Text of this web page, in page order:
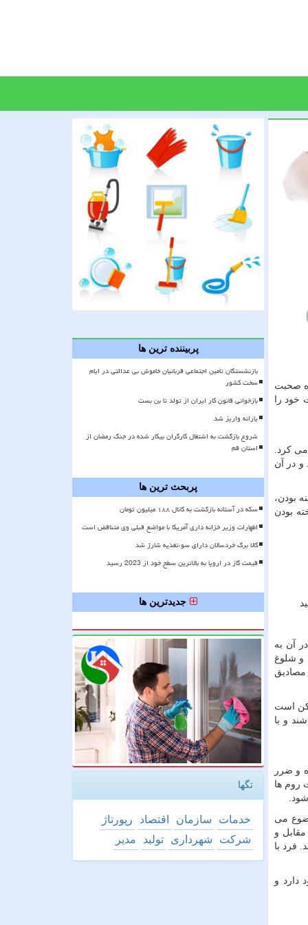
صحبت
را
می کرد.
و در آن
بودن،
بودن
آن به
و شلوغ
مصادیق
است
و با
و ضرر
روم ها
شود.
می
و
فرد با
دارد و
پربیننده ترین ها
بازنشستگان تأمین اجتماعی قربانیان خاموش بی عدالتی در ایام
سخت کشور
بازخوانی قانون کار ایران از تولد تا بن بست
یارانه واریز شد
شروع بازگشت به اشتغال کارگران بیکار شده در جنگ رمضان از
استان قم
پربحث ترین ها
سکه در آستانه بازگشت به کانال ۱۸۸ میلیون تومان
اظهارات وزیر خزانه داری آمریکا با مواضع قبلی وی متناقض است
کالا برگ خردسالان دارای سوءتغذیه شارژ شد
قیمت گاز در اروپا به بالاترین سطح خود از 2023 رسید
جدیدترین ها
تگها
خدمات سازمان اقتصاد
رپورتاژ
شركت
شهرداری تولید مدیر